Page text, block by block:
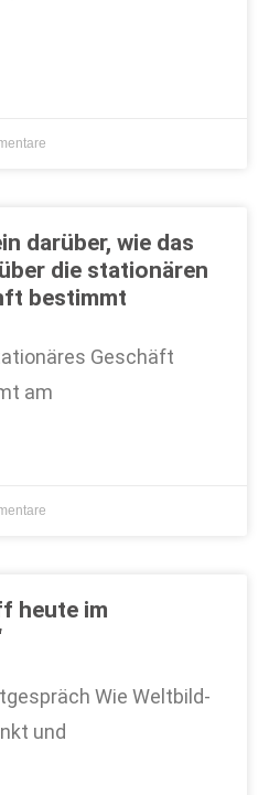
darüber, wie das
die stationären
bestimmt
Geschäft
am
heute im
Wie Weltbild-
und